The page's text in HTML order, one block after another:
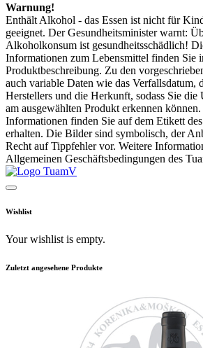
Warnung!
Enthält Alkohol - das Essen ist nicht für
geeignet. Der Gesundheitsminister warnt:
Alkoholkonsum ist gesundheitsschädlich!
Informationen zum Lebensmittel finden Sie
Produktbeschreibung. Zu den
auch variable Daten wie das Verfallsdatum,
Herstellers und die Herkunft, sodass Sie die
am ausgewählten Produkt erkennen
Informationen finden Sie auf dem Etikett
erhalten. Die Bilder sind symbolisch, der
Recht auf Tippfehler vor. Weitere
Allgemeinen Geschäftsbedingungen des
Wishlist
Your wishlist is empty.
Zuletzt angesehene Produkte